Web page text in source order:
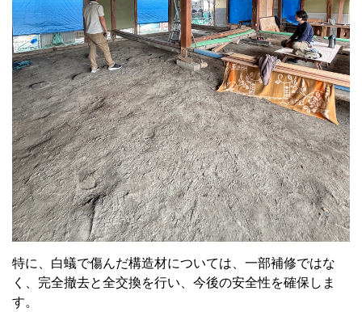
特に、白蟻で傷んだ構造材については、一部補修ではな
く、完全撤去と全交換を行い、今後の安全性を確保しま
す。